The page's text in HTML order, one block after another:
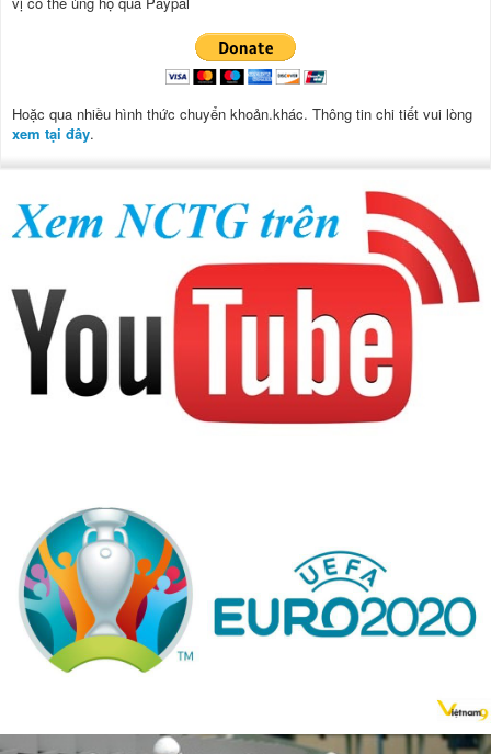
Hoặc qua nhiều hình thức chuyển khoản.khác. Thông tin chi tiết vui lòng
xem tại đây.